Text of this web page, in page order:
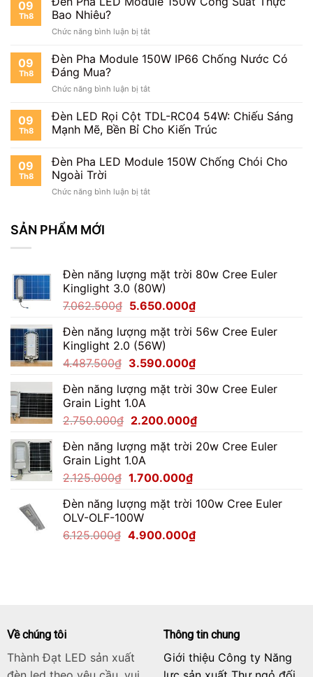
Module
Khung
Sản
Việt
09
Th8
Bao Nhiêu?
Chức năng bình luận bị tắtở
Pha
LED
150W
Suất
Thực
09
Th8
Đèn Pha Module 150W IP66 Chống Nước Có
Đáng Mua?
Chức năng bình luận bị tắtở
Pha
Module
150W
Chống
Đáng
09
Th8
Đèn LED Rọi Cột TDL-RC04 54W: Chiếu Sáng
Mạnh Mẽ, Bền Bỉ Cho Kiến Trúc
09
Th8
Đèn Pha LED Module 150W Chống Chói Cho
Ngoài Trời
Chức năng bình luận bị tắtở
Chói
Cho
Trời
SẢN PHẨM MỚI
Đèn năng lượng mặt trời 80w Cree Euler
Kinglight 3.0 (80W)
7.062.500₫ Giá
là:
7.062.500₫.
5.650.000₫Giá
tại
5.650.000₫.
Đèn năng lượng mặt trời 56w Cree Euler
Kinglight 2.0 (56W)
4.487.500₫ Giá
là:
4.487.500₫.
3.590.000₫Giá
tại
3.590.000₫.
Đèn năng lượng mặt trời 30w Cree Euler
Grain Light 1.0A
2.750.000₫ Giá
là:
2.750.000₫.
2.200.000₫Giá
tại
Đèn năng lượng mặt trời 20w Cree Euler
Grain Light 1.0A
2.125.000₫ Giá
là:
2.125.000₫.
1.700.000₫Giá
tại
1.700.000₫.
Đèn năng lượng mặt trời 100w Cree Euler
OLV-OLF-100W
6.125.000₫ Giá
4.900.000₫Giá
Về chúng tôi
Thành Đạt LED sản xuất
Thông tin chung
Giới thiệu Công ty Năng